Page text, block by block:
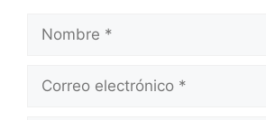
Nombre
Correo